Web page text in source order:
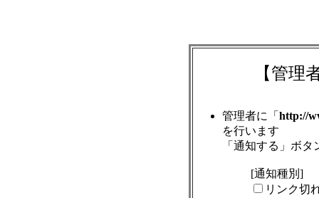
【管理
管理者に「 http://
を行います
「通知する」ボ
[通知種別]
リンク切